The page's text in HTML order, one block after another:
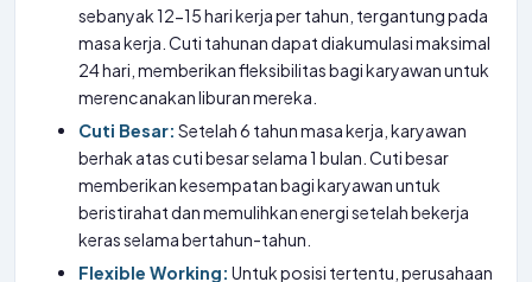
sebanyak 12-15 hari kerja per tahun, tergantung pada
masa kerja. Cuti tahunan dapat diakumulasi maksimal
24 hari, memberikan fleksibilitas bagi karyawan untuk
merencanakan liburan mereka.
Cuti Besar: Setelah 6 tahun masa kerja, karyawan
berhak atas cuti besar selama 1 bulan. Cuti besar
memberikan kesempatan bagi karyawan untuk
beristirahat dan memulihkan energi setelah bekerja
keras selama bertahun-tahun.
Flexible Working: Untuk posisi tertentu, perusahaan